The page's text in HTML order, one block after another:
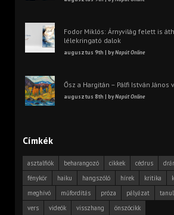
Fodor Miklós: Árnyvilág felett is
lélekringató dalok
augusztus 9th | byNapút Online
Ősz a Hargitán – Pálfi István János
augusztus 8th | byNapút Online
Címkék
asztalfiók beharangozó cikkek cédrus
fénykör
haiku hangszóló hírek kritika
meghívó
műfordítás próza pályázat
vers
videók visszhang önszócikk